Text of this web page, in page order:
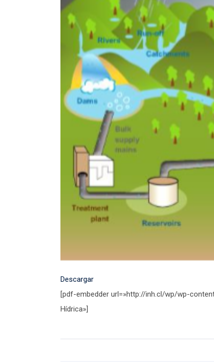
Descargar
[pdf-embedder url=»http://inh.cl/wp/wp-
Hídrica»]